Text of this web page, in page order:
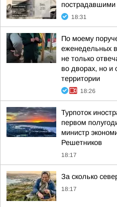
18:31
По моему
еженедельных
не только
во дворах, но и
территории
18:26
Турпоток
первом
министр
Решетников
18:17
За сколько
18:17